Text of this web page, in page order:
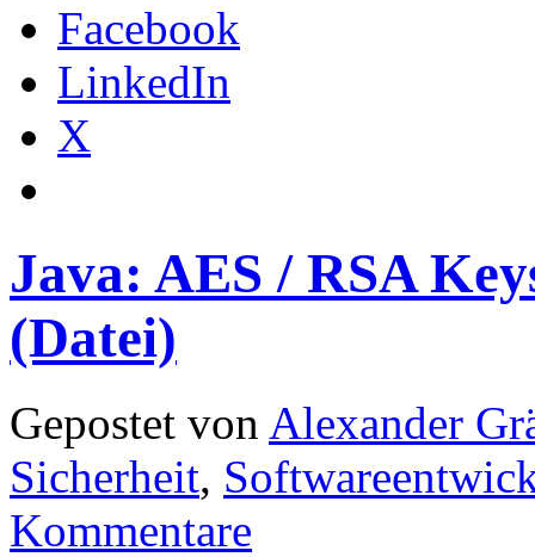
Facebook
LinkedIn
X
Java: AES / RSA
(Datei)
Gepostet von Alexander
Sicherheit,
Kommentare